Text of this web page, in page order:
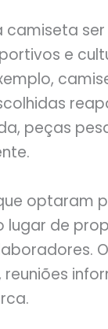
camiseta
e
peças
optaram
de